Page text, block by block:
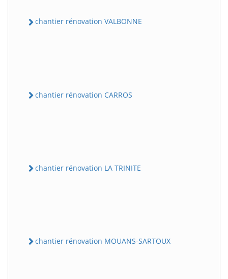
chantier rénovation VALBONNE
chantier rénovation CARROS
chantier rénovation LA TRINITE
chantier rénovation MOUANS-SARTOUX